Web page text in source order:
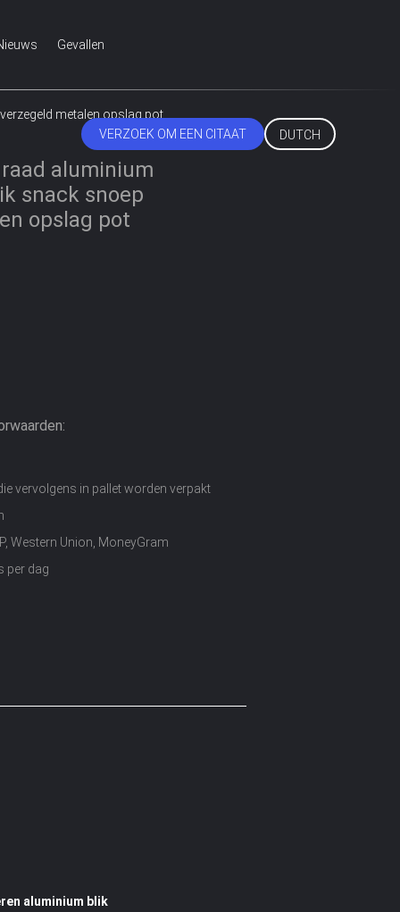
Gevallen
VERZOEK OM EEN CITAAT DUTCH
metalen opslag pot
aluminium
snack snoep
opslag pot
vervolgens in pallet worden verpakt
Western Union, MoneyGram
per dag
aluminium blik